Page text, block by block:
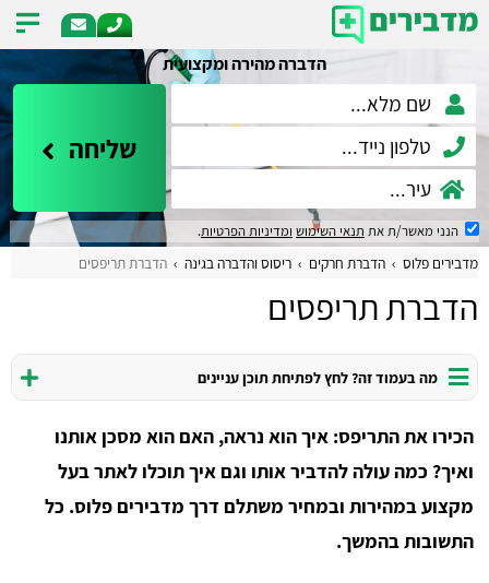
הדברה מהירה ומקצועית
שליחה
הנני מאשר/ת את תנאי השימוש ומדיניות הפרטיות.
מדבירים פלוס הדברת חרקים ריסוס והדברה בגינה הדברת תריפסים
הדברת תריפסים
מה בעמוד זה? לחץ לפתיחת תוכן עניינים
הכירו את התריפס: איך הוא נראה, האם הוא מסכן אותנו
ואיך? כמה עולה להדביר אותו וגם איך תוכלו לאתר בעל
מקצוע במהירות ובמחיר משתלם דרך מדבירים פלוס. כל
התשובות בהמשך.